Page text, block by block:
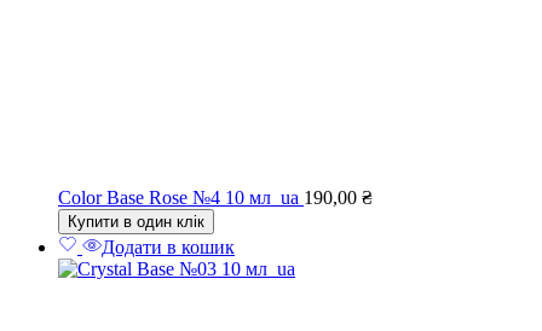
Color Base Rose №4 10 мл_ua 190,00 ₴
Купити в один клік
Додати в кошик